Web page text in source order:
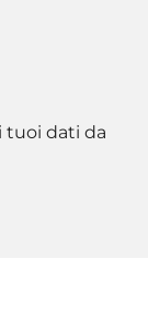
tuoi dati da